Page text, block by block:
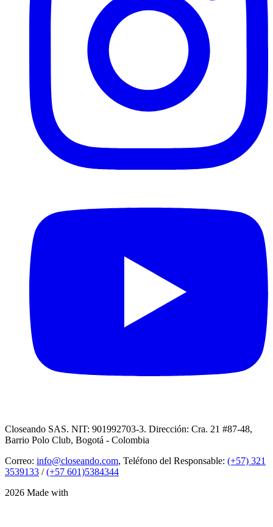
Closeando SAS. NIT: 901992703-3. Dirección: Cra. 21 #87-48,
Barrio Polo Club, Bogotá - Colombia
Correo: info@closeando.com, Teléfono del Responsable: (+57) 321
3539133 /(+57 601)5384344
2026 Made with